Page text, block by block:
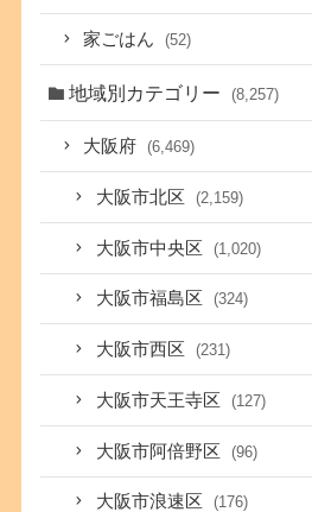
家ごはん (52)
地域別カテゴリー (8,257)
大阪府 (6,469)
大阪市北区 (2,159)
大阪市中央区 (1,020)
大阪市福島区 (324)
大阪市西区 (231)
大阪市天王寺区 (127)
大阪市阿倍野区 (96)
大阪市浪速区 (176)